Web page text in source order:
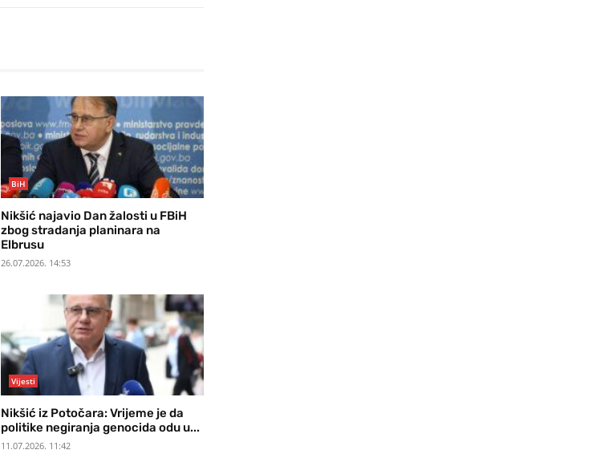
BiH
Nikšić najavio Dan žalosti u FBiH
zbog stradanja planinara na
Elbrusu
26.07.2026. 14:53
Vijesti
Nikšić iz Potočara: Vrijeme je da
politike negiranja genocida odu u...
11.07.2026. 11:42